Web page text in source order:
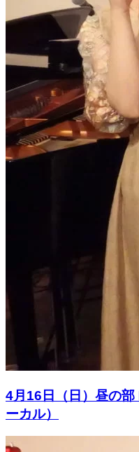
4月16日（日）昼の
ーカル）